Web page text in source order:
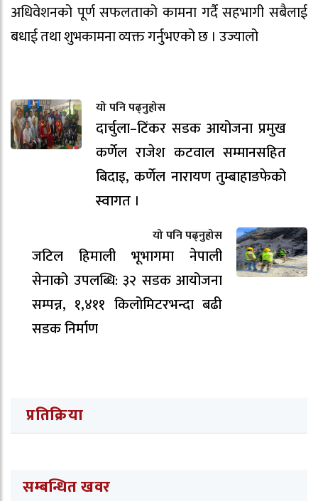
अधिवेशनको पूर्ण सफलताको कामना गर्दै सहभागी सबैलाई
बधाई तथा शुभकामना व्यक्त गर्नुभएको छ । उज्यालो
यो पनि पढ्नुहोस
दार्चुला–टिंकर सडक आयोजना प्रमुख
कर्णेल राजेश कटवाल सम्मानसहित
बिदाइ, कर्णेल नारायण तुम्बाहाङफेको
स्वागत ।
यो पनि पढ्नुहोस
जटिल हिमाली भूभागमा नेपाली
सेनाको उपलब्धि: ३२ सडक आयोजना
सम्पन्न, १,४११ किलोमिटरभन्दा बढी
सडक निर्माण
प्रतिक्रिया
सम्बन्धित खवर